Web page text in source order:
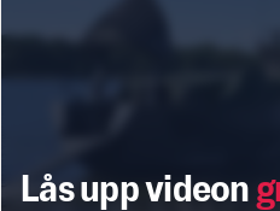
Lås upp videon